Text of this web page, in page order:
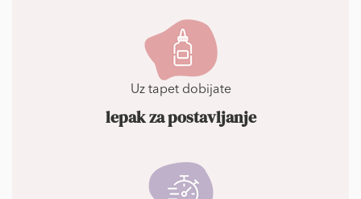
Uz tapet dobijate
lepak za postavljanje